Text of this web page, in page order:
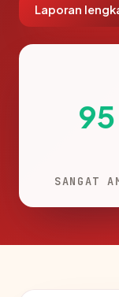
Laporan
95
SANGAT